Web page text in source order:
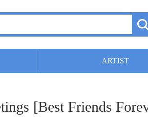
ARTIST
[Best Friends